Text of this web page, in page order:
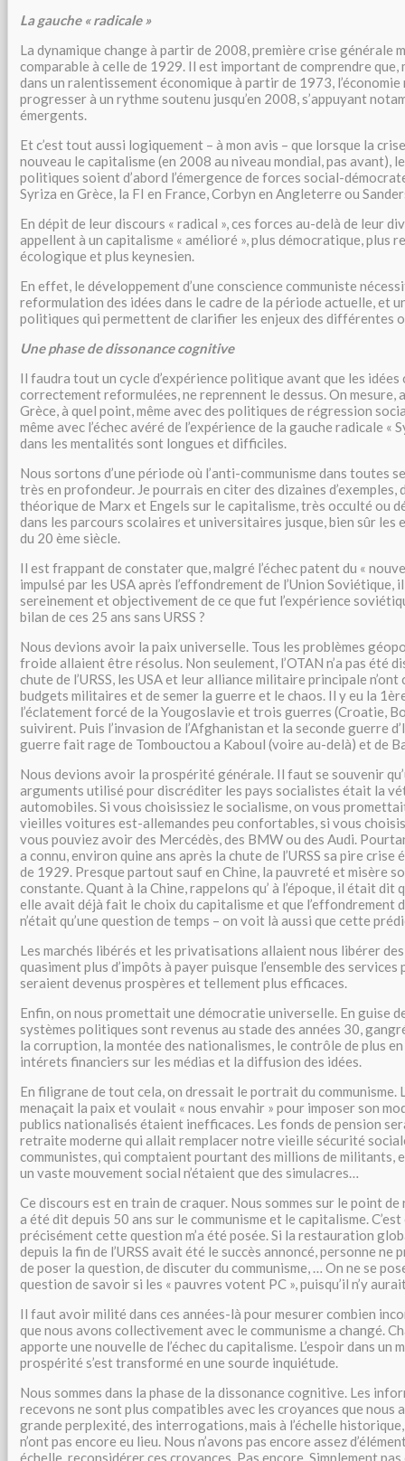
La gauche « radicale »
La dynamique change à partir de 2008, première crise générale
comparable à celle de 1929. Il est important de comprendre que,
dans un ralentissement économique à partir de 1973,
progresser à un rythme soutenu jusqu’en 2008, s’appuyant
émergents.
Et c’est tout aussi logiquement – à mon avis – que lorsque la
nouveau le capitalisme (en 2008 au niveau mondial, pas avant),
politiques soient d’abord l’émergence de forces social-
Syriza en Grèce, la FI en France, Corbyn en Angleterre ou
En dépit de leur discours « radical », ces forces au-delà de leur
appellent à un capitalisme « amélioré », plus démocratique, plus
écologique et plus keynesien.
En effet, le développement d’une conscience communiste
reformulation des idées dans le cadre de la période actuelle, et
politiques qui permettent de clarifier les enjeux des différentes
Une phase de dissonance cognitive
Il faudra tout un cycle d’expérience politique avant que les idées
correctement reformulées, ne reprennent le dessus. On mesure,
Grèce, à quel point, même avec des politiques de régression
même avec l’échec avéré de l’expérience de la gauche radicale «
dans les mentalités sont longues et difficiles.
Nous sortons d’une période où l’anti-communisme dans toutes
très en profondeur. Je pourrais en citer des dizaines d’exemples,
théorique de Marx et Engels sur le capitalisme, très occulté ou
dans les parcours scolaires et universitaires jusque, bien sûr les
du 20 ème siècle.
Il est frappant de constater que, malgré l’échec patent du «
impulsé par les USA après l’effondrement de l’Union
sereinement et objectivement de ce que fut l’expérience
bilan de ces 25 ans sans URSS ?
Nous devions avoir la paix universelle. Tous les problèmes
froide allaient être résolus. Non seulement, l’OTAN n’a pas été
chute de l’URSS, les USA et leur alliance militaire principale n’ont
budgets militaires et de semer la guerre et le chaos. Il y eu la
l’éclatement forcé de la Yougoslavie et trois guerres (Croatie,
suivirent. Puis l’invasion de l’Afghanistan et la seconde guerre
guerre fait rage de Tombouctou a Kaboul (voire au-delà) et de
Nous devions avoir la prospérité générale. Il faut se souvenir
arguments utilisé pour discréditer les pays socialistes était la
automobiles. Si vous choisissiez le socialisme, on vous
vieilles voitures est-allemandes peu confortables, si vous
vous pouviez avoir des Mercédès, des BMW ou des Audi.
a connu, environ quine ans après la chute de l’URSS sa pire crise
de 1929. Presque partout sauf en Chine, la pauvreté et misère
constante. Quant à la Chine, rappelons qu’ à l’époque, il était dit
elle avait déjà fait le choix du capitalisme et que l’effondrement
n’était qu’une question de temps – on voit là aussi que cette
Les marchés libérés et les privatisations allaient nous libérer
quasiment plus d’impôts à payer puisque l’ensemble des
seraient devenus prospères et tellement plus efficaces.
Enfin, on nous promettait une démocratie universelle. En guise
systèmes politiques sont revenus au stade des années 30,
la corruption, la montée des nationalismes, le contrôle de plus
intérets financiers sur les médias et la diffusion des idées.
En filigrane de tout cela, on dressait le portrait du communisme.
menaçait la paix et voulait « nous envahir » pour imposer son
publics nationalisés étaient inefficaces. Les fonds de pension
retraite moderne qui allait remplacer notre vieille sécurité
communistes, qui comptaient pourtant des millions de militants,
un vaste mouvement social n’étaient que des simulacres…
Ce discours est en train de craquer. Nous sommes sur le point
a été dit depuis 50 ans sur le communisme et le capitalisme.
précisément cette question m’a été posée. Si la restauration
depuis la fin de l’URSS avait été le succès annoncé, personne ne
de poser la question, de discuter du communisme, … On ne se
question de savoir si les « pauvres votent PC », puisqu’il n’y
Il faut avoir milité dans ces années-là pour mesurer combien
que nous avons collectivement avec le communisme a changé.
apporte une nouvelle de l’échec du capitalisme. L’espoir dans un
prospérité s’est transformé en une sourde inquiétude.
Nous sommes dans la phase de la dissonance cognitive. Les
recevons ne sont plus compatibles avec les croyances que nous
grande perplexité, des interrogations, mais à l’échelle
n’ont pas encore eu lieu. Nous n’avons pas encore assez